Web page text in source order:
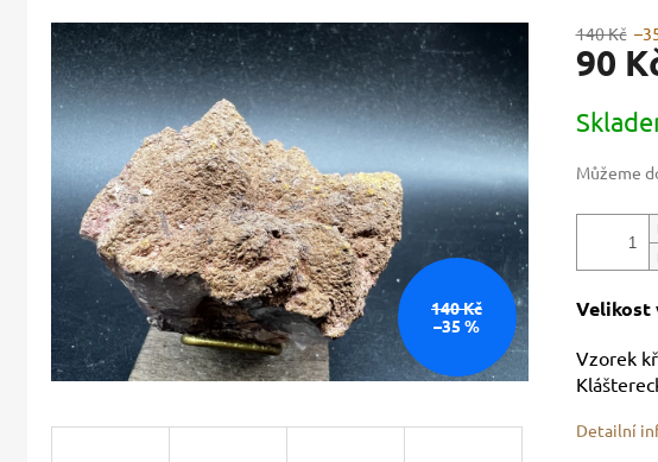
140 Kč
–35 %
140 Kč
90
cena:
Můžeme
Velikost
Vzorek
Detailní